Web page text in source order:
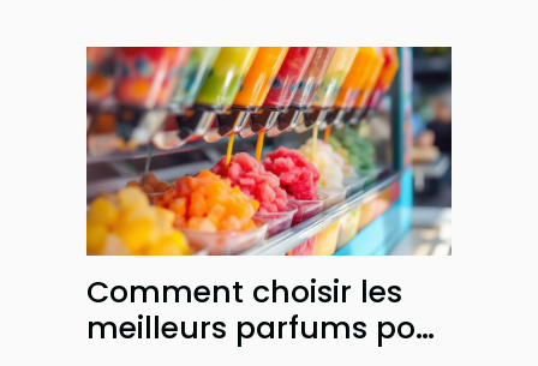
Comment choisir les
meilleurs parfums pour